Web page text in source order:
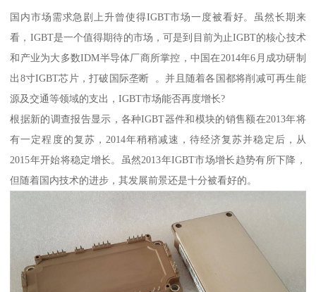
国内市场需求急剧上升曾使得IGBT市场一度被看好。虽然长期来
看，IGBT是一个值得期待的市场，可是到目前为止IGBT的核心技术
和产业为大多数IDM半导体厂商所掌控，中国在2014年6月成功研制
出8寸IGBT芯片，打破国际垄断 。并且随着各国都将削减可再生能
源及交通等领域的支出，IGBT市场能否再度增长?
根据新的调查报告显示，各种IGBT器件和模块的销售额在2013年将
有一定程度的复苏，2014年稍稍减速，待经济复苏并稳定后，从
2015年开始将稳定增长。虽然2013年IGBT市场增长趋势有所下降，
但随着国内技术的进步，其发展前景还是十分被看好的。